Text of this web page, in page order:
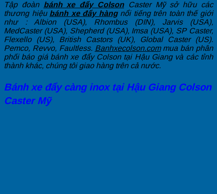
Tập đoàn bánh xe đẩy ColsonCaster Mỹ sở hữu các
thương hiệu bánh xe đẩy hàngnổi tiếng trên toàn thế giới
như : Albion (USA), Rhombus (DIN), Jarvis (USA),
MedCaster (USA), Shepherd (USA), Imsa (USA), SP Caster,
Flexello (US), British Castors (UK), Global Caster (US).
Pemco, Revvo, Faultless. Banhxecolson.commua bán phân
phối báo giá bánh xe đẩy Colson tại Hậu Giang và các tỉnh
thành khác, chúng tôi giao hàng trên cả nước.
Bánh xe đẩy càng inox tại Hậu Giang Colson
Caster Mỹ